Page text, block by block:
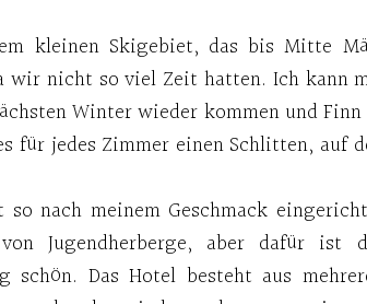
kleinen Skigebiet, das bis Mitte
wir nicht so viel Zeit hatten. Ich kann
Winter wieder kommen und
für jedes Zimmer einen Schlitten, auf
nach meinem Geschmack
Jugendherberge, aber dafür ist
schön. Das Hotel besteht aus